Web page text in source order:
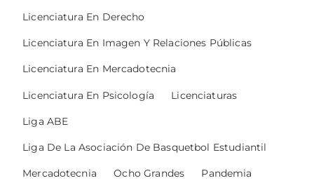
Licenciatura En Derecho
Licenciatura En Imagen Y Relaciones Públicas
Licenciatura En Mercadotecnia
Licenciatura En Psicología Licenciaturas
Liga ABE
Liga De La Asociación De Basquetbol Estudiantil
Mercadotecnia Ocho Grandes Pandemia